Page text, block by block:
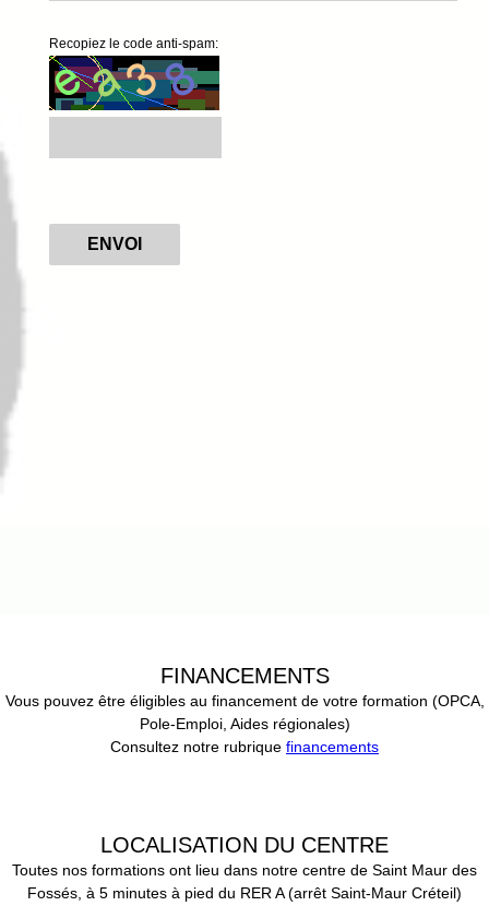
Recopiez le code anti-spam:
ENVOI
FINANCEMENTS
Vous pouvez être éligibles au financement de votre formation (OPCA,
Pole-Emploi, Aides régionales)
Consultez notre rubrique financements
LOCALISATION DU CENTRE
Toutes nos formations ont lieu dans notre centre de Saint Maur des
Fossés, à 5 minutes à pied du RER A (arrêt Saint-Maur Créteil)